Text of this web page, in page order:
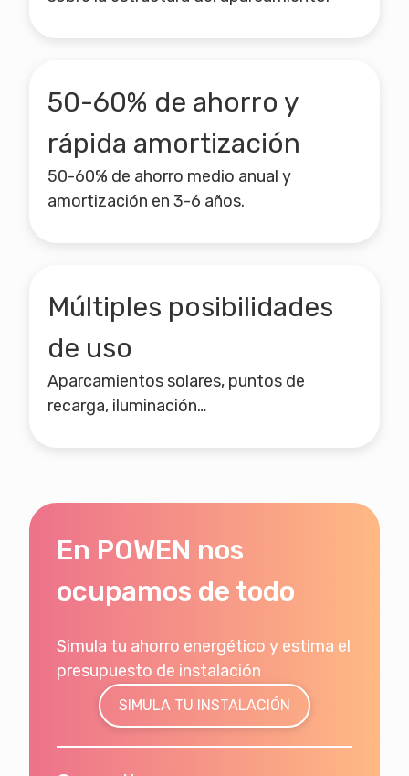
50-60% de ahorro y
rápida amortización
50-60% de ahorro medio anual y
amortización en 3-6 años.
Múltiples posibilidades
de uso
Aparcamientos solares, puntos de
recarga, iluminación…
En POWEN nos
ocupamos de todo
Simula tu ahorro energético y estima el
presupuesto de instalación
SIMULA TU INSTALACIÓN